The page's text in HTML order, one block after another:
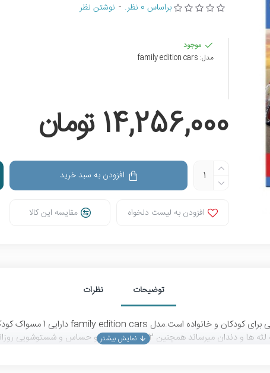
موجود
مدل: family edition cars
براساس 0 نظر. - نوشتن نظر
14,256,000 تومان
افزودن به سبد خرید
افزودن به لیست دلخواه مقایسه این کالا
توضیحات نظرات
این مسواک ها بکار رفته است تا حداکثر کارایی را داشته باشد